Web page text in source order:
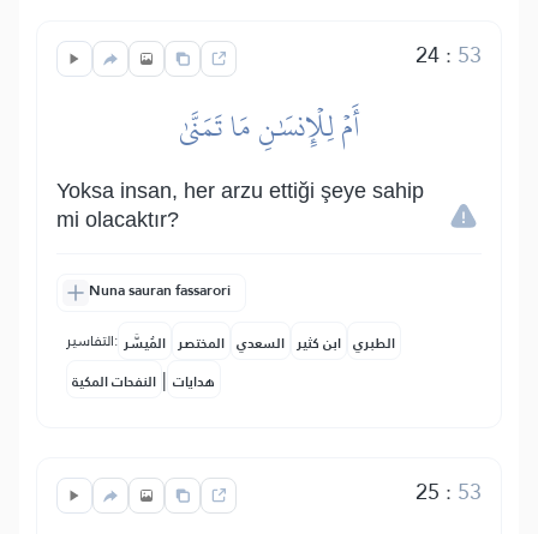
24: 53
أَمۡ لِلۡإِنسَٰنِ مَا تَمَنَّىٰ
Yoksa insan, her arzu ettiği şeye sahip
mi olacaktır?
Nuna sauran fassarori
التفاسير: المُيسَّر المختصر السعدي ابن كثير الطبري
النفحات المكية | هدايات
25 : 53